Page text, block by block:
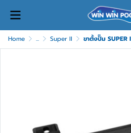
Home ... Super II ขาตั้งปั๊ม